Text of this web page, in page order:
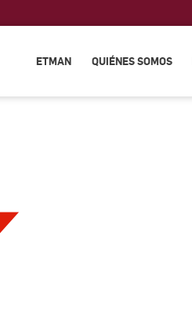
ETMAN QUIÉNES SOMOS